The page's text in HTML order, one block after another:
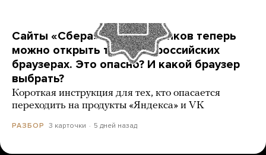
Сайты «Сбера» и других банков теперь
можно открыть только в российских
браузерах. Это опасно? И какой браузер
выбрать?
Короткая инструкция для тех, кто опасается
переходить на продукты «Яндекса» и VK
РАЗБОР 3 карточки 5 дней назад